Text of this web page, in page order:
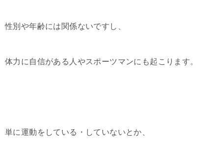
性別や年齢には関係ないですし、
体力に自信がある人やスポーツマンにも起こります。
単に運動をしている・していないとか、